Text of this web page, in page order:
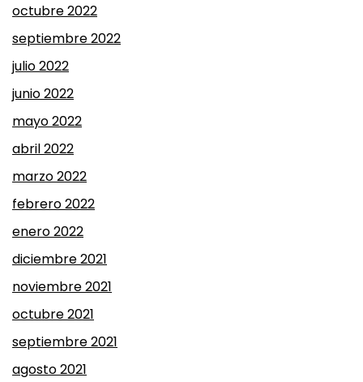
octubre 2022
septiembre 2022
julio 2022
junio 2022
mayo 2022
abril 2022
marzo 2022
febrero 2022
enero 2022
diciembre 2021
noviembre 2021
octubre 2021
septiembre 2021
agosto 2021